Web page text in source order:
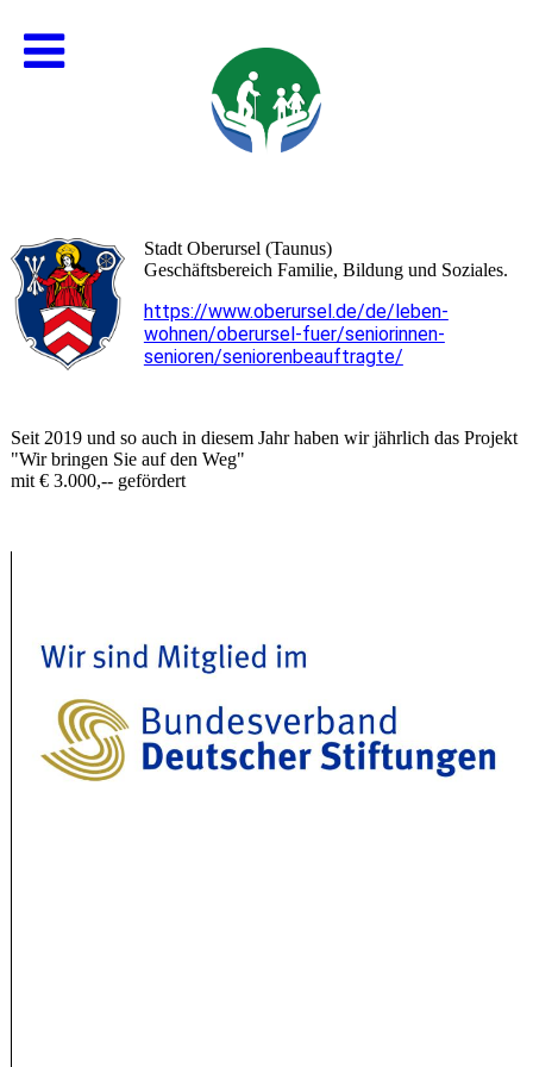
Stadt Oberursel (Taunus)
Geschäftsbereich Familie, Bildung und Soziales.
https://www.oberursel.de/de/leben-
wohnen/oberursel-fuer/seniorinnen-
senioren/seniorenbeauftragte/
Seit 2019 und so auch in diesem Jahr haben wir jährlich das Projekt
"Wir bringen Sie auf den Weg"
mit € 3.000,-- gefördert